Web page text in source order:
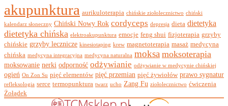
akupunktura aurikuloterapia chińskie ziołolecznictwo chiński
kalendarz słoneczny Chiński Nowy Rok cordyceps depresja dieta dietetyka
dietetyka chińska elektroakupunktura emocje feng shui fizjoterapia grzyby
chińskie grzyby lecznicze kinesiotaping krew magnetoterapia masaż medycyna
chińska medycyna integracyjna medycyna naturalna moksa moksoterapia
moksowanie nerki odporność odżywianie odżywianie w medycynie chińskiej
ogień On Zon Su pięć elementów pięć przemian pięć żywiołów prawo sygnatur
refleksologia serce termopunktura twarz ucho Zang Fu ziołolecznictwo ćwiczenia
Żołądek